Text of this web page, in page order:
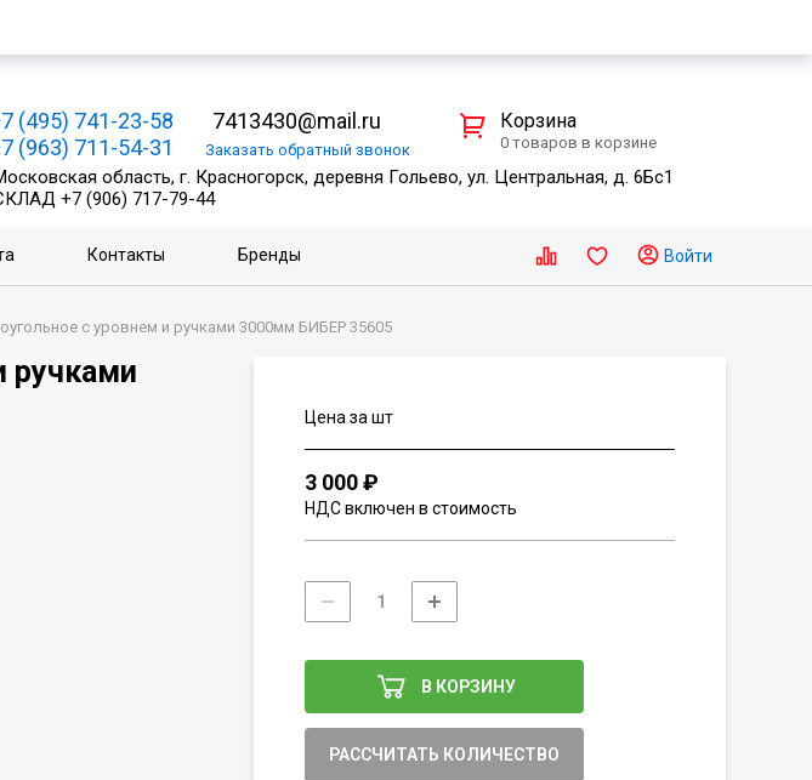
(495) 741-23-58
(963) 711-54-31
7413430@mail.ru
Заказать обратный звонок
область, г. Красногорск, деревня Гольево, ул. Центральная, д. 6Бс1
+7 (906) 717-79-44
Корзина
0 товаров в корзине
Контакты Бренды Войти
с уровнем и ручками 3000мм БИБЕР 35605
ручками
Цена за шт
3 000 ₽
НДС включен в стоимость
В КОРЗИНУ
РАССЧИТАТЬ КОЛИЧЕСТВО